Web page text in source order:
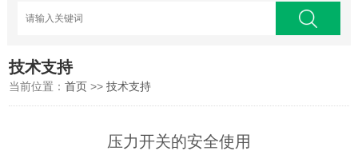
技术支持
当前位置：首页 >>技术支持
压力开关的安全使用